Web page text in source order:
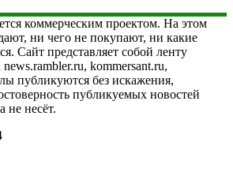
коммерческим проектом. На этом
ни чего не покупают, ни какие
Сайт представляет собой ленту
kommersant.ru,
публикуются без искажения,
публикуемых новостей
не несёт.